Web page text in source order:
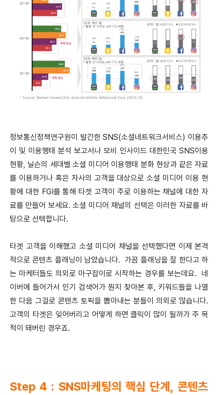
정보통신정책연구원이 발간한 SNS(소셜네트워크서비스) 이용추
이 및 이용행태 분석 보고서나 모비 인사이드 대한민국 SNS이용
현황, 닐슨의 세대별 소셜 미디어 이용행태 분화 현상과 같은 자료
를 이용하거나 혹은 자사의 고객을 대상으로 소셜 미디어 이용 현
황에 대한 FGI를 통해 타겟 고객이 주로 이용하는 채널에 대한 자
료를 만들어 보세요. 소셜 미디어 채널의 선택은 이러한 자료를 바
탕으로 선택합니다.
타겟 고객을 이해했고 소셜 미디어 채널을 선택했다면 이제 본격
적으로 콘텐츠 플래닝이 남았습니다. 가끔 플래닝을 잘 한다고 하
는 마케터들도 의외로 마구잡이로 시작하는 경우를 보는데요. 네
이버에 들어가서 인기 검색어가 뭔지 찾아본 후, 키워드들을 나열
한 다음 그걸로 콘텐츠 토픽을 뽑아내는 분들이 의외로 많습니다.
고객의 타겟은 잊어버리고 어떻게 하면 클릭이 많이 될까가 주 목
적이 돼버린 경우죠.
Step 4 : SNS마케팅의 핵심 단계, 콘텐츠